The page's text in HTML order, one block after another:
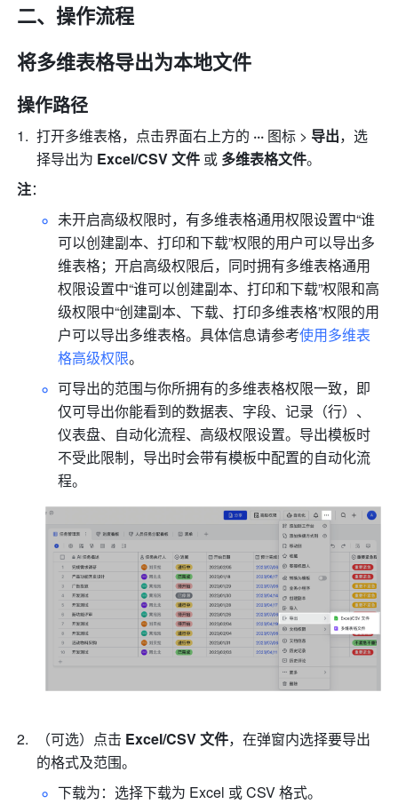
二、操作流程
将多维表格导出为本地文件
操作路径
打开多维表格，点击界面右上方的 ··· 图标 > 导出，选
择导出为 Excel/CSV 文件 或 多维表格文件。
注：
未开启高级权限时，有多维表格通用权限设置中“谁
可以创建副本、打印和下载”权限的用户可以导出多
维表格；开启高级权限后，同时拥有多维表格通用
权限设置中“谁可以创建副本、打印和下载”权限和高
级权限中“创建副本、下载、打印多维表格”权限的用
户可以导出多维表格。具体信息请参考使用多维表
格高级权限。
可导出的范围与你所拥有的多维表格权限一致，即
仅可导出你能看到的数据表、字段、记录（行）、
仪表盘、自动化流程、高级权限设置。导出模板时
不受此限制，导出时会带有模板中配置的自动化流
程。
（可选）点击 Excel/CSV 文件，在弹窗内选择要导出
的格式及范围。
下载为：选择下载为 Excel 或 CSV 格式。